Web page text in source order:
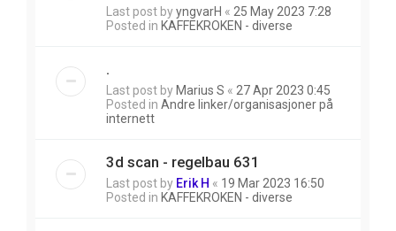
Last post byyngvarH « 25 May 2023 7:28
Posted in KAFFEKROKEN - diverse
.
Last post by Marius S « 27 Apr 2023 0:45
Posted in Andre linker/organisasjoner på
internett
3d scan - regelbau 631
Last post by Erik H « 19 Mar 2023 16:50
Posted in KAFFEKROKEN - diverse